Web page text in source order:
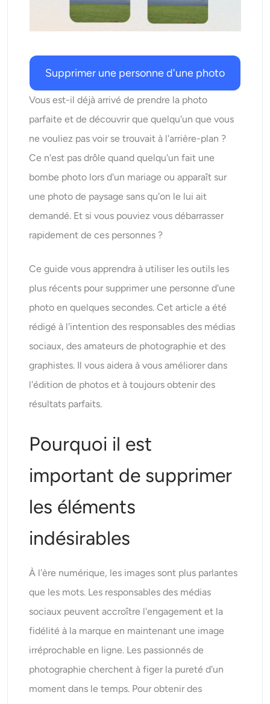
Outils de portrait
Changeur de vêtements
Bébé IA
Filtre AI
Créateur de photos d’identité
Outils vidéo
Amplificateur vidéo
Suppression de filigrane vidéo
Supprimer une personne d'une photo
Vous est-il déjà arrivé de prendre la photo
parfaite et de découvrir que quelqu'un que vous
ne vouliez pas voir se trouvait à l'arrière-plan ?
Ce n'est pas drôle quand quelqu'un fait une
bombe photo lors d'un mariage ou apparaît sur
une photo de paysage sans qu'on le lui ait
demandé. Et si vous pouviez vous débarrasser
rapidement de ces personnes ?
Ce guide vous apprendra à utiliser les outils les
plus récents pour supprimer une personne d'une
photo en quelques secondes. Cet article a été
rédigé à l'intention des responsables des médias
sociaux, des amateurs de photographie et des
graphistes. Il vous aidera à vous améliorer dans
l'édition de photos et à toujours obtenir des
résultats parfaits.
Pourquoi il est
important de supprimer
les éléments
indésirables
À l'ère numérique, les images sont plus parlantes
que les mots. Les responsables des médias
sociaux peuvent accroître l'engagement et la
fidélité à la marque en maintenant une image
irréprochable en ligne. Les passionnés de
photographie cherchent à figer la pureté d'un
moment dans le temps. Pour obtenir des